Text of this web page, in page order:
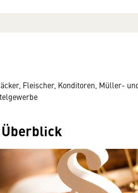
Fleischer, Konditoren, Müller-